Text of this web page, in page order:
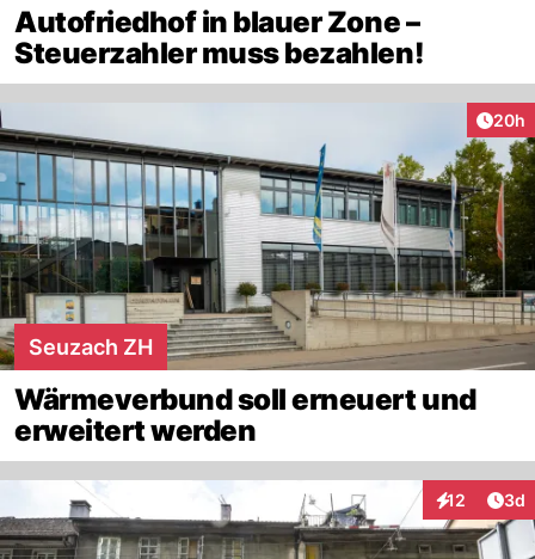
Autofriedhof in blauer Zone –
Steuerzahler muss bezahlen!
20h
Seuzach ZH
Wärmeverbund soll erneuert und
erweitert werden
12
Interaktionen
3d